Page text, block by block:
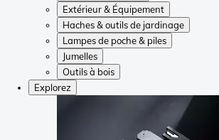
Extérieur & Équipement
Haches & outils de jardinage
Lampes de poche & piles
Jumelles
Outils à bois
Explorez